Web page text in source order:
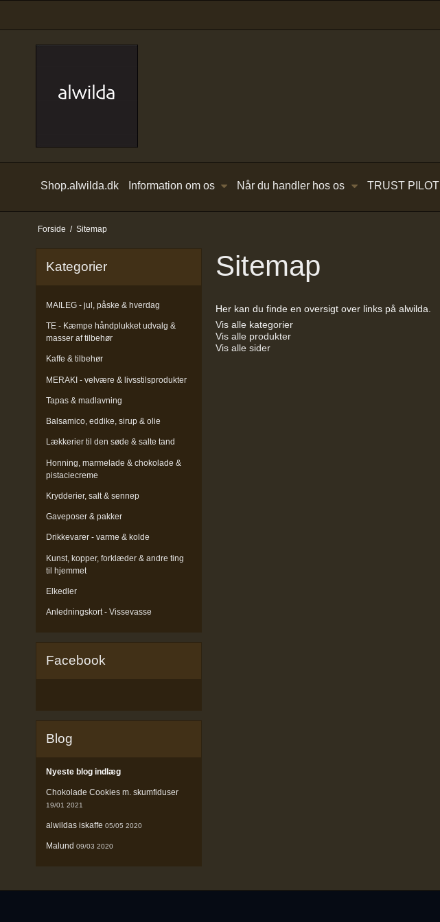
Shop.alwilda.dk Information om os Når du handler hos os TRUST PILOT
Forside / Sitemap
Kategorier
MAILEG - jul, påske & hverdag
TE - Kæmpe håndplukket udvalg &
masser af tilbehør
Kaffe & tilbehør
MERAKI - velvære & livsstilsprodukter
Tapas & madlavning
Balsamico, eddike, sirup & olie
Lækkerier til den søde & salte tand
Honning, marmelade & chokolade &
pistaciecreme
Krydderier, salt & sennep
Gaveposer & pakker
Drikkevarer - varme & kolde
Kunst, kopper, forklæder & andre ting
til hjemmet
Elkedler
Anledningskort - Vissevasse
Facebook
Blog
Nyeste blog indlæg
Chokolade Cookies m. skumfiduser
19/01 2021
alwildas iskaffe 05/05 2020
Malund 09/03 2020
Sitemap
Her kan du finde en oversigt over links på alwilda.
Vis alle kategorier
Vis alle produkter
Vis alle sider